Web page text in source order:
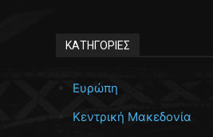
ΚΑΤΗΓΟΡΙΕΣ
Ευρώπη
Κεντρική Μακεδονία